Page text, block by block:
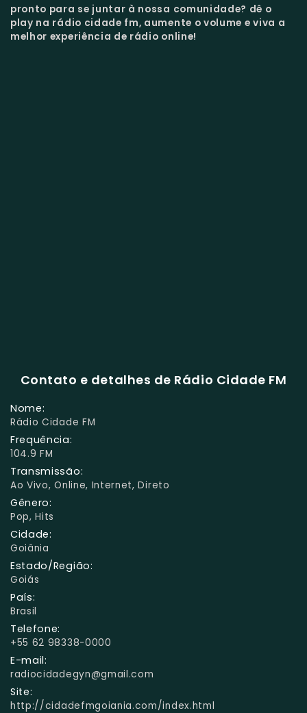
pronto para se juntar à nossa comunidade? dê o
play na rádio cidade fm, aumente o volume e viva a
melhor experiência de rádio online!
Contato e detalhes de Rádio Cidade FM
Nome:
Rádio Cidade FM
Frequência:
104.9 FM
Transmissão:
Ao Vivo, Online, Internet, Direto
Gênero:
Pop, Hits
Cidade:
Goiânia
Estado/Região:
Goiás
País:
Brasil
Telefone:
+55 62 98338-0000
E-mail:
radiocidadegyn@gmail.com
Site:
http://cidadefmgoiania.com/index.html